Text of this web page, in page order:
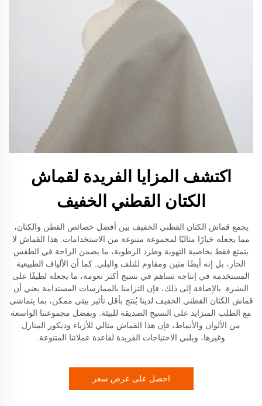
اكتشف المزايا الفريدة لقماش
الكتان القطني الخفيف
يجمع قماش الكتان القطني الخفيف بين أفضل خصائص القطن والكتان،
مما يجعله خيارًا مثاليًا لمجموعة متنوعة من الاستخدامات. هذا القماش لا
يتمتع فقط بخاصية التهوية وطرد الرطوبة، ما يضمن الراحة في الطقس
الحار، بل إنه أيضًا متين ومقاوم للتلف والبلى. كما أن الألياف الطبيعية
المستخدمة في إنتاجه تساهم في نسيج أكثر نعومة، ما يجعله لطيفًا على
البشرة. بالإضافة إلى ذلك، فإن التزامنا بالممارسات المستدامة يعني أن
قماش الكتان القطني الخفيف لدينا يُنتج بأقل تأثير بيئي ممكن، بما يتماشى
مع الطلب المتزايد على النسيج الصديقة للبيئة. وبفضل مجموعتنا الواسعة
من الألوان والأنماط، فإن هذا القماش مثالي للأزياء وديكور المنازل
وغيرها، ويلبي الاحتياجات الفريدة لقاعدة عملائنا المتنوعة.
احصل على عرض سعر